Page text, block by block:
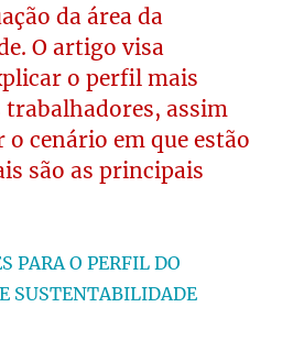
da área da
O artigo visa
o perfil mais
trabalhadores, assim
o cenário em que estão
são as principais